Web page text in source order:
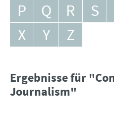
P
Q R S
X
Y Z
Ergebnisse für
Journalism"